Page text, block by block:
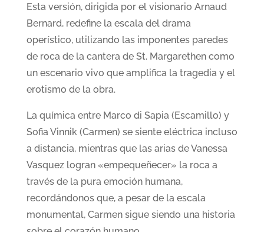
Esta versión, dirigida por el visionario Arnaud
Bernard, redefine la escala del drama
operístico, utilizando las imponentes paredes
de roca de la cantera de St. Margarethen como
un escenario vivo que amplifica la tragedia y el
erotismo de la obra.
La química entre Marco di Sapia (Escamillo) y
Sofia Vinnik (Carmen) se siente eléctrica incluso
a distancia, mientras que las arias de Vanessa
Vasquez logran «empequeñecer» la roca a
través de la pura emoción humana,
recordándonos que, a pesar de la escala
monumental, Carmen sigue siendo una historia